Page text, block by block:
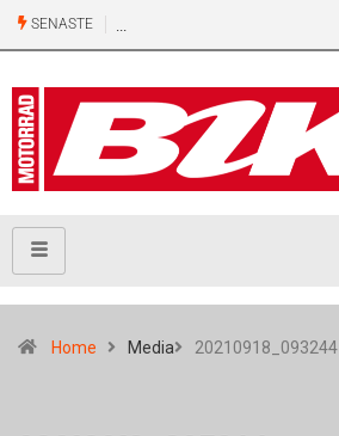
SENASTE
Home Media 20210918_093244